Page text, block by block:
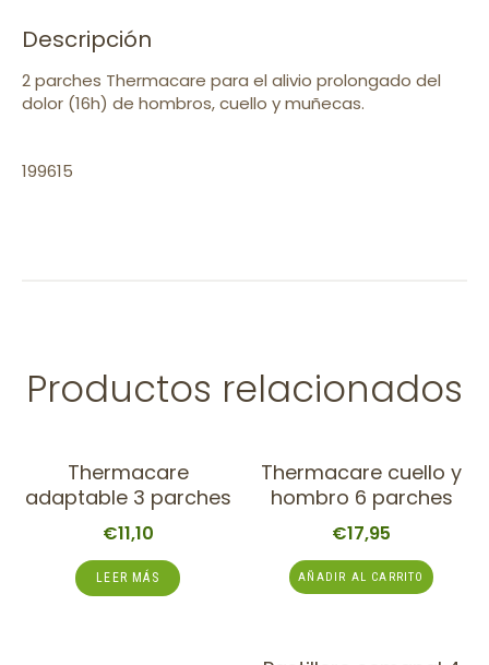
Descripción
2 parches Thermacare para el alivio prolongado del
dolor (16h) de hombros, cuello y muñecas.
199615
Productos relacionados
Thermacare
adaptable 3 parches
€11,10
LEER MÁS
Thermacare cuello y
hombro 6 parches
€17,95
AÑADIR AL CARRITO